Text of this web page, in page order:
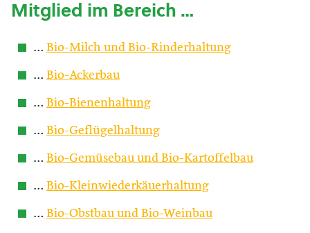
Mitglied im Bereich …
… Bio-Milch und Bio-Rinderhaltung
… Bio-Ackerbau
… Bio-Bienenhaltung
… Bio-Geflügelhaltung
… Bio-Gemüsebau und Bio-Kartoffelbau
… Bio-Kleinwiederkäuerhaltung
… Bio-Obstbau und Bio-Weinbau